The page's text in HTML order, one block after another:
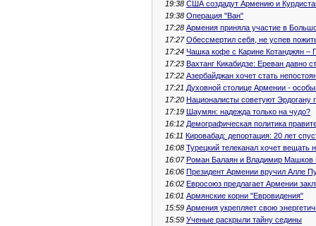
19:38 США создадут Армению и
19:38 Операция "Ван"
17:28 Армения приняла участие в
17:27 Обессмертил себя, не успев
17:24 Чашка кофе с Карине Котанджян –
17:23 Вахтанг Кикабидзе: Ереван давно
17:22 Азербайджан хочет стать
17:21 Духовной столице Армении -
17:20 Националисты советуют Эрдогану
17:19 Шаумян: надежда только на чудо?
16:12 Демографическая политика
16:11 Кировабад: депортация: 20 лет
16:08 Турецкий телеканал хочет вещать
16:07 Роман Балаян и Владимир Машков
16:06 Президент Армении вручил Алле
16:02 Евросоюз предлагает Армении
16:01 Армянские корни "Евровидения"
15:59 Армения укрепляет свою
15:59 Ученые раскрыли тайну седины